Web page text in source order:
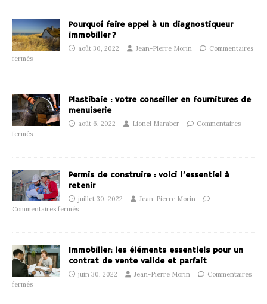
Pourquoi faire appel à un diagnostiqueur
immobilier ?
août 30, 2022 Jean-Pierre Morin
Commentaires
fermés
Plastibaie : votre conseiller en fournitures de
menuiserie
août 6, 2022 Lionel Maraber
Commentaires
fermés
Permis de construire : voici l’essentiel à
retenir
juillet 30, 2022
Jean-Pierre Morin
Commentaires fermés
Immobilier: les éléments essentiels pour un
contrat de vente valide et parfait
juin 30, 2022 Jean-Pierre Morin
Commentaires
fermés